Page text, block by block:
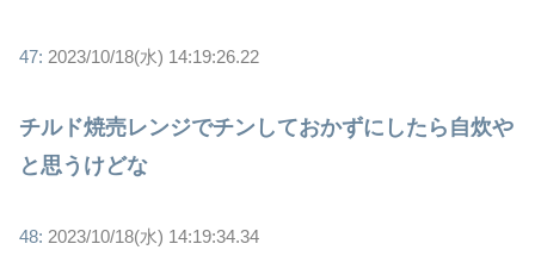
47: 2023/10/18(水) 14:19:26.22
チルド焼売レンジでチンしておかずにしたら自炊や
と思うけどな
48: 2023/10/18(水) 14:19:34.34